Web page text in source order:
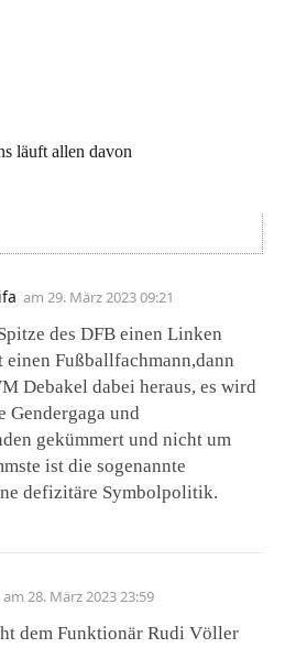
läuft allen davon
am 29. März 2023 09:21
des DFB einen Linken
Fußballfachmann,dann
Debakel dabei heraus, es wird
Gendergaga und
gekümmert und nicht um
ist die sogenannte
defizitäre Symbolpolitik.
am 28. März 2023 23:59
dem Funktionär Rudi Völler